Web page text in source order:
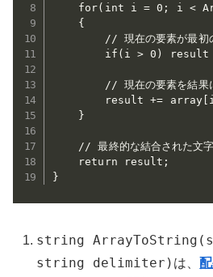
for(int i = 0; i <
    {
// 現在の要素が最初
if(i > 0) result
// 現在の要素を結果
result +=
    }
// 最終的な結合された文
    return result;
}
string
string delimiter) は、